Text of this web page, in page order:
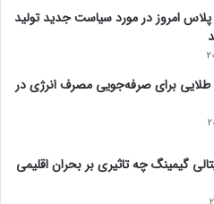
تولید مذاکره می‌کند
پلاس امروز در مورد سیاست جدید تولید
طلایی برای صرفه‌جویی مصرف انرژی در
گیمینگ چه تاثیری بر بحران اقلیمی